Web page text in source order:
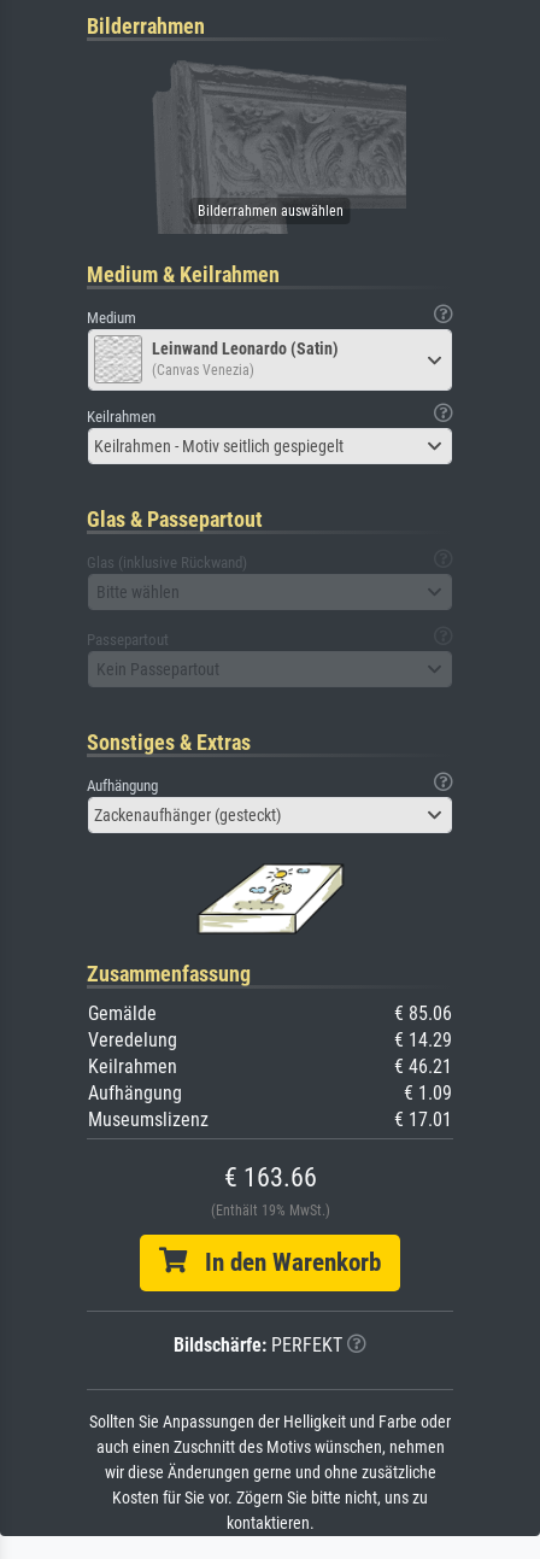
Bilderrahmen
Medium & Keilrahmen
Medium
Leinwand Leonardo (Satin)
(Canvas Venezia)
Keilrahmen
Keilrahmen - Motiv seitlich gespiegelt
Glas & Passepartout
Glas (inklusive Rückwand)
Bitte wählen
Passepartout
Kein Passepartout
Sonstiges & Extras
Aufhängung
Zackenaufhänger (gesteckt)
Zusammenfassung
Gemälde
€ 85.06
Veredelung
€ 14.29
Keilrahmen
€ 46.21
Aufhängung
€ 1.09
Museumslizenz
€ 17.01
€ 163.66
(Enthält 19% MwSt.)
In den Warenkorb
Bildschärfe: PERFEKT
Sollten Sie Anpassungen der Helligkeit und Farbe oder
auch einen Zuschnitt des Motivs wünschen, nehmen
wir diese Änderungen gerne und ohne zusätzliche
Kosten für Sie vor. Zögern Sie bitte nicht, uns zu
kontaktieren.